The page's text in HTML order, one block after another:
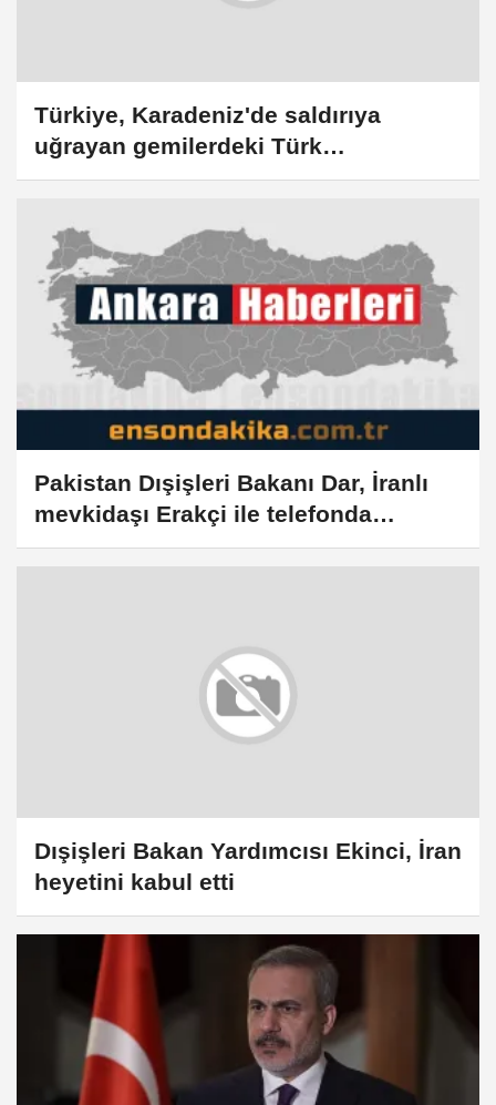
Türkiye, Karadeniz'de saldırıya
uğrayan gemilerdeki Türk
vatandaşlarının durumunu yakından
Pakistan Dışişleri Bakanı Dar, İranlı
mevkidaşı Erakçi ile telefonda
görüştü
Dışişleri Bakan Yardımcısı Ekinci, İran
heyetini kabul etti